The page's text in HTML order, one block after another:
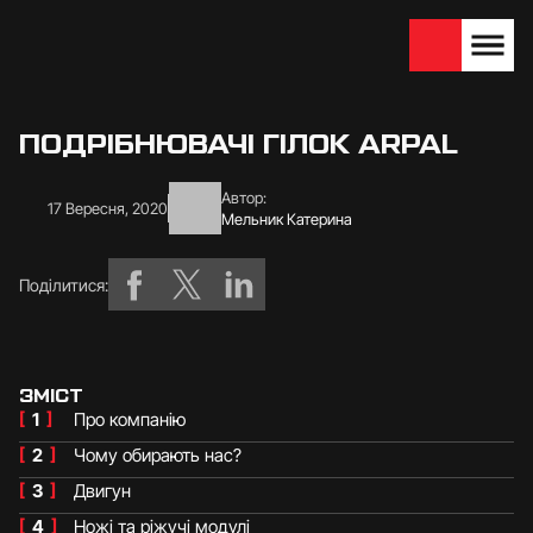
ПОДРІБНЮВАЧІ ГІЛОК ARPAL
17 Вересня, 2020
Автор:
Мельник Катерина
Поділитися:
ЗМІСТ
[ 1 ]
Про компанію
[ 2 ]
Чому обирають нас?
[ 3 ]
Двигун
[ 4 ] Ножі та ріжучі модулі